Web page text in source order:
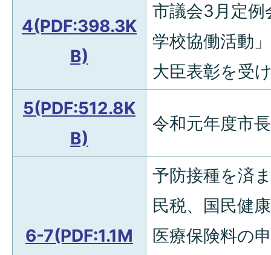
4(PDF:398.3K
B)
市議会3月定例
学校協働活動
大臣表彰を受
5(PDF:512.8K
B)
令和元年度市
6-7(PDF:1.1M
予防接種を済
民税、国民健
医療保険料の